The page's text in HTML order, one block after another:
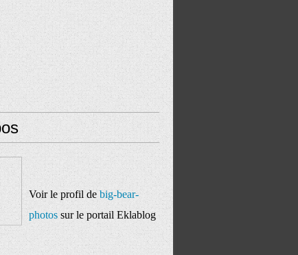
Voir le profil debig-bear-
photossur le portail Eklablog